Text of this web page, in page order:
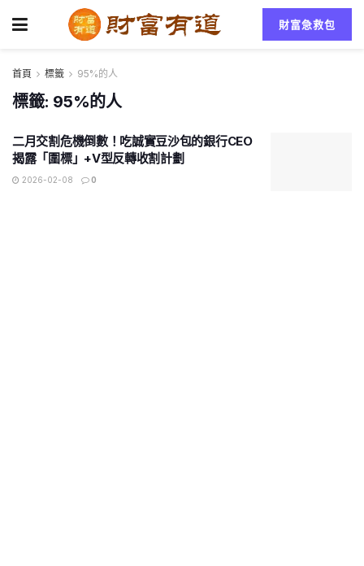
財富急救包
首頁 標籤 95%的人
標籤: 95%的人
二月交割危機倒數！吃誠實豆沙包的銀行CEO
揭露「圍標」+V型反轉收割計劃
2026-02-08 0